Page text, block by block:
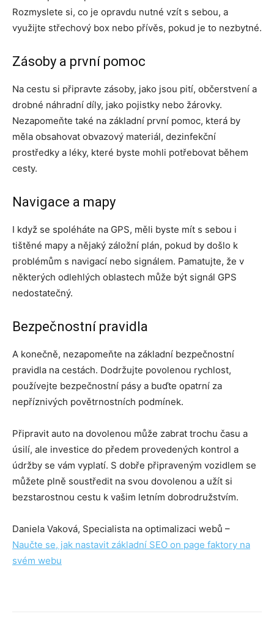
Rozmyslete si, co je opravdu nutné vzít s sebou, a
využijte střechový box nebo přívěs, pokud je to nezbytné.
Zásoby a první pomoc
Na cestu si připravte zásoby, jako jsou pití, občerstvení a
drobné náhradní díly, jako pojistky nebo žárovky.
Nezapomeňte také na základní první pomoc, která by
měla obsahovat obvazový materiál, dezinfekční
prostředky a léky, které byste mohli potřebovat během
cesty.
Navigace a mapy
I když se spoléháte na GPS, měli byste mít s sebou i
tištěné mapy a nějaký záložní plán, pokud by došlo k
problémům s navigací nebo signálem. Pamatujte, že v
některých odlehlých oblastech může být signál GPS
nedostatečný.
Bezpečnostní pravidla
A konečně, nezapomeňte na základní bezpečnostní
pravidla na cestách. Dodržujte povolenou rychlost,
používejte bezpečnostní pásy a buďte opatrní za
nepříznivých povětrnostních podmínek.
Připravit auto na dovolenou může zabrat trochu času a
úsilí, ale investice do předem provedených kontrol a
údržby se vám vyplatí. S dobře připraveným vozidlem se
můžete plně soustředit na svou dovolenou a užít si
bezstarostnou cestu k vašim letním dobrodružstvím.
Daniela Vaková, Specialista na optimalizaci webů –
Naučte se, jak nastavit základní SEO on page faktory na
svém webu